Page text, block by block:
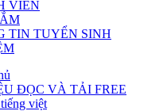
VIÊN
TIN TUYỂN SINH
ĐỌC VÀ TẢI FREE
việt